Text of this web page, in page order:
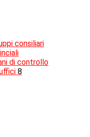
consiliari
di controllo
8